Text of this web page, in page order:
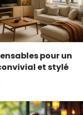
pour un
et stylé